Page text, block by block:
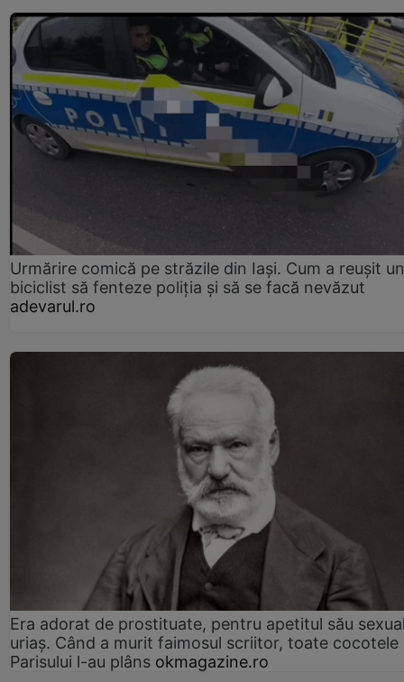
Urmărire comică pe străzile din Iași. Cum a reușit un
biciclist să fenteze poliția și să se facă nevăzut
adevarul.ro
Era adorat de prostituate, pentru apetitul său
uriaș. Când a murit faimosul scriitor, toate cocotele
Parisului l-au plâns okmagazine.ro